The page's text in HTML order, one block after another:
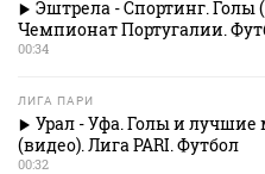
Эштрела - Спортинг. Голы
Чемпионат Португалии.
00:34
ЛИГА ПАРИ
Урал - Уфа. Голы и
(видео). Лига PARI. Футбол
00:32